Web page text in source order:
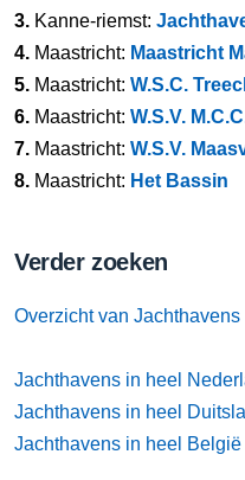
3. Kanne-riemst:
4. Maastricht: Maastricht
5. Maastricht: W.S.C.
6. Maastricht: W.S.V.
7. Maastricht: W.S.V.
8. Maastricht: Het Bassin
Verder zoeken
Overzicht van Jachthavens
Jachthavens in heel
Jachthavens in heel
Jachthavens in heel België